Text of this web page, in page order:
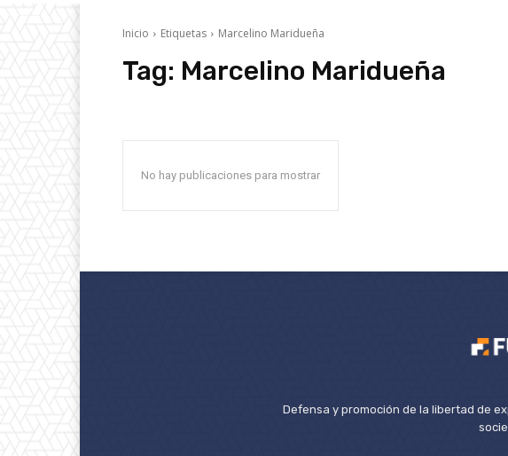
Inicio Etiquetas Marcelino Maridueña
Tag: Marcelino Maridueña
No hay publicaciones para mostrar
Defensa y promoción de la libertad de